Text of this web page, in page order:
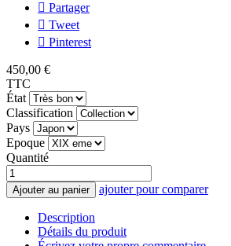
Partager
Tweet
Pinterest
450,00 €
TTC
État
Classification
Pays
Epoque
Quantité
Ajouter au panier ajouter pour comparer
Description
Détails du produit